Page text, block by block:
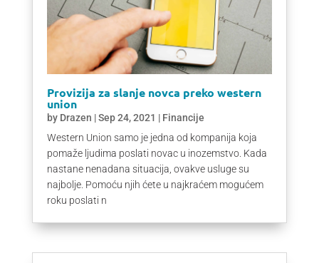
Provizija za slanje novca preko western
union
by Drazen |Sep 24, 2021 | Financije
Western Union samo je jedna od kompanija koja
pomaže ljudima poslati novac u inozemstvo. Kada
nastane nenadana situacija, ovakve usluge su
najbolje. Pomoću njih ćete u najkraćem mogućem
roku poslati n